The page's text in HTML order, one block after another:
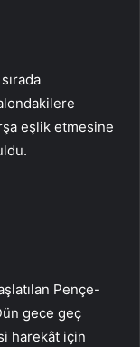
eşlik etmesine
Pençe-
gece geç
harekât için